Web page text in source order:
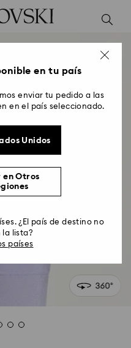
en tu país
enviar tu pedido a las
en el país seleccionado.
Unidos
en Otros
¿El país de destino no
la lista?
países